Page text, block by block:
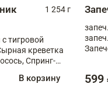
1 254 г
тигровой
креветка
Спринг-
В корзину 599